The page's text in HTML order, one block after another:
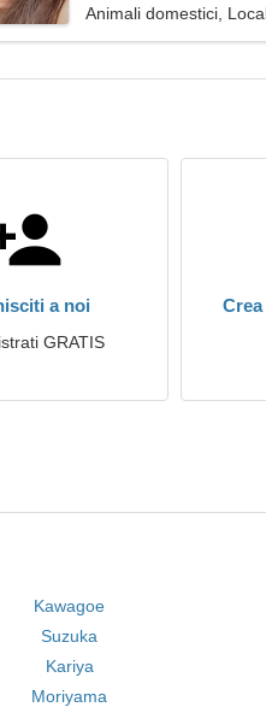
Animali domestici,
a noi
GRATIS
Kawagoe
Suzuka
Kariya
Moriyama